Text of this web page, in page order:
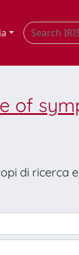
of
di ricerca